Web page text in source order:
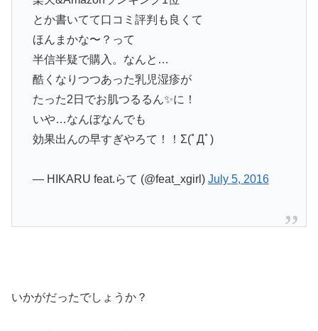
とか書いてて口コミ評判も良くて
ほんまかな〜？って
半信半疑で購入。なんと…
酷くなりつつあった乳児湿疹が
たった2日でお肌つるるん✨に！
いや…なんぼなんでも
効果出んの早すぎやろて！！Σ(ﾟДﾟ)
— HIKARU feat.らて (@feat_xgirl) July 5, 2016
いかがだったでしょうか？